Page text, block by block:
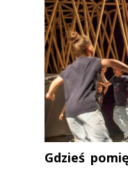
Gdzieś